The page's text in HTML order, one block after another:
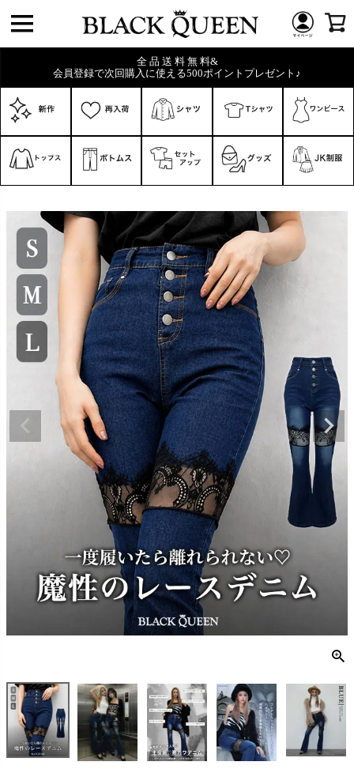
全 品 送 料 無 料&
会員登録で次回購入に使える500ポイントプレゼント♪